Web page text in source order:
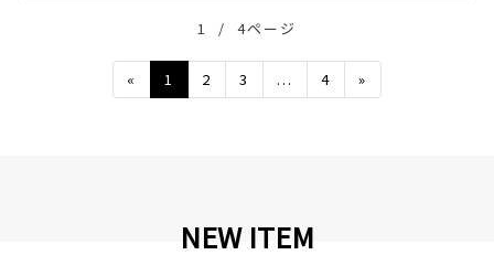
1 / 4ページ
« Previous
1 2 3 ... 4 »
NEW ITEM